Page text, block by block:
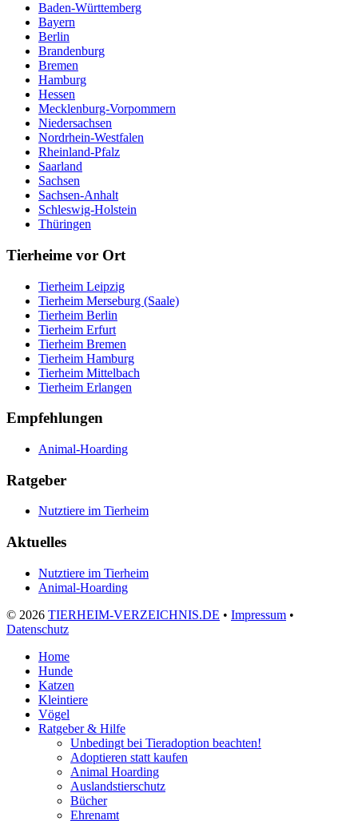
Baden-Württemberg
Bayern
Berlin
Brandenburg
Bremen
Hamburg
Hessen
Mecklenburg-Vorpommern
Niedersachsen
Nordrhein-Westfalen
Rheinland-Pfalz
Saarland
Sachsen
Sachsen-Anhalt
Schleswig-Holstein
Thüringen
Tierheime vor Ort
Tierheim Leipzig
Tierheim Merseburg (Saale)
Tierheim Berlin
Tierheim Erfurt
Tierheim Bremen
Tierheim Hamburg
Tierheim Mittelbach
Tierheim Erlangen
Empfehlungen
Animal-Hoarding
Ratgeber
Nutztiere im Tierheim
Aktuelles
Nutztiere im Tierheim
Animal-Hoarding
© 2026 TIERHEIM-VERZEICHNIS.DE • Impressum •
Datenschutz
Home
Hunde
Katzen
Kleintiere
Vögel
Ratgeber & Hilfe
Unbedingt bei Tieradoption beachten!
Adoptieren statt kaufen
Animal Hoarding
Auslandstierschutz
Bücher
Ehrenamt